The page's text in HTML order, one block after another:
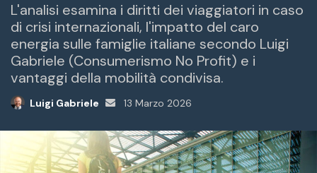
L'analisi esamina i diritti dei viaggiatori in caso
di crisi internazionali, l'impatto del caro
energia sulle famiglie italiane secondo Luigi
Gabriele (Consumerismo No Profit) e i
vantaggi della mobilità condivisa.
Luigi Gabriele
Invia
13 Marzo 2026